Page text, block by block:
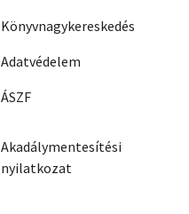
Könyvnagykereskedés
Adatvédelem
ÁSZF
Akadálymentesítési
nyilatkozat